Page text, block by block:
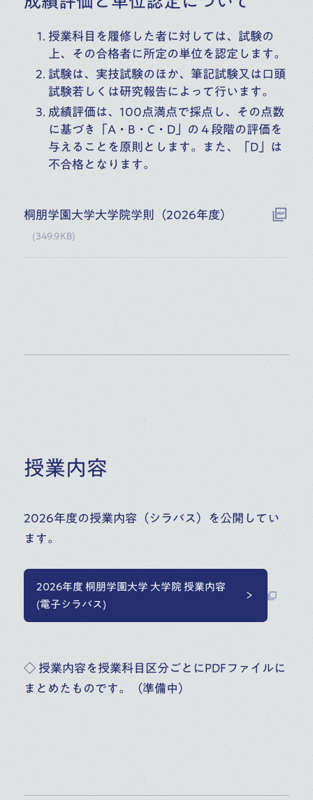
授業科目を履修した者に対しては、試験の
上、その合格者に所定の単位を認定します。
試験は、実技試験のほか、筆記試験又は口頭
試験若しくは研究報告によって行います。
成績評価は、100点満点で採点し、その点数
に基づき「A・B・C・D」の４段階の評価を
与えることを原則とします。また、「D」は
不合格となります。
桐朋学園大学大学院学則（2026年度）
(349.9KB)
授業内容
2026年度の授業内容（シラバス）を公開してい
ます。
2026年度 桐朋学園大学 大学院 授業内容
(電子シラバス)
◇ 授業内容を授業科目区分ごとにPDFファイルに
まとめたものです。（準備中）